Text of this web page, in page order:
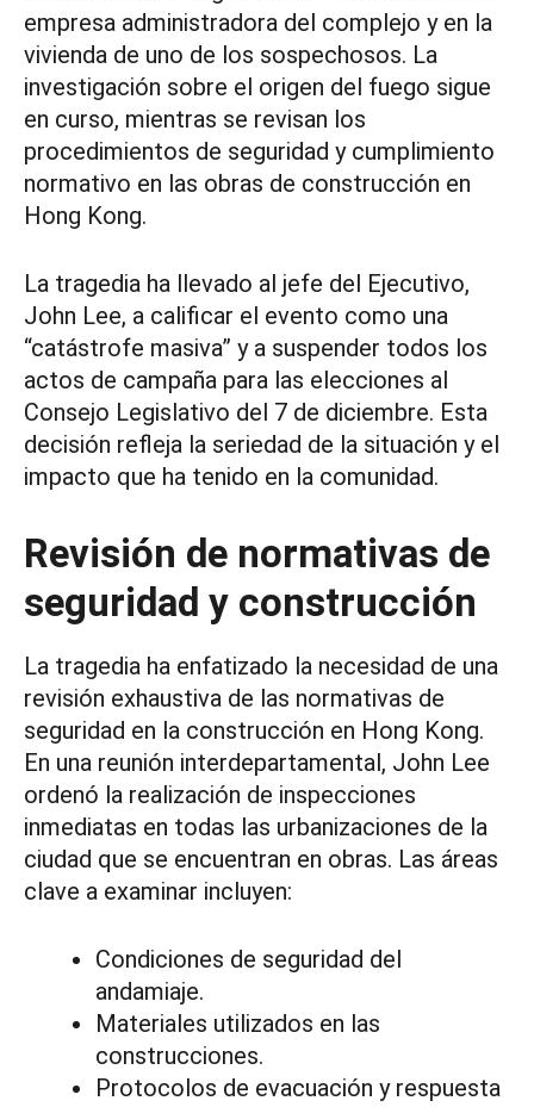
empresa administradora del complejo y en la
vivienda de uno de los sospechosos. La
investigación sobre el origen del fuego sigue
en curso, mientras se revisan los
procedimientos de seguridad y cumplimiento
normativo en las obras de construcción en
Hong Kong.
La tragedia ha llevado al jefe del Ejecutivo,
John Lee, a calificar el evento como una
“catástrofe masiva” y a suspender todos los
actos de campaña para las elecciones al
Consejo Legislativo del 7 de diciembre. Esta
decisión refleja la seriedad de la situación y el
impacto que ha tenido en la comunidad.
Revisión de normativas de
seguridad y construcción
La tragedia ha enfatizado la necesidad de una
revisión exhaustiva de las normativas de
seguridad en la construcción en Hong Kong.
En una reunión interdepartamental, John Lee
ordenó la realización de inspecciones
inmediatas en todas las urbanizaciones de la
ciudad que se encuentran en obras. Las áreas
clave a examinar incluyen:
Condiciones de seguridad del
andamiaje.
Materiales utilizados en las
construcciones.
Protocolos de evacuación y respuesta